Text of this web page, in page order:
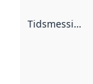
Tidsmessig avgrensning